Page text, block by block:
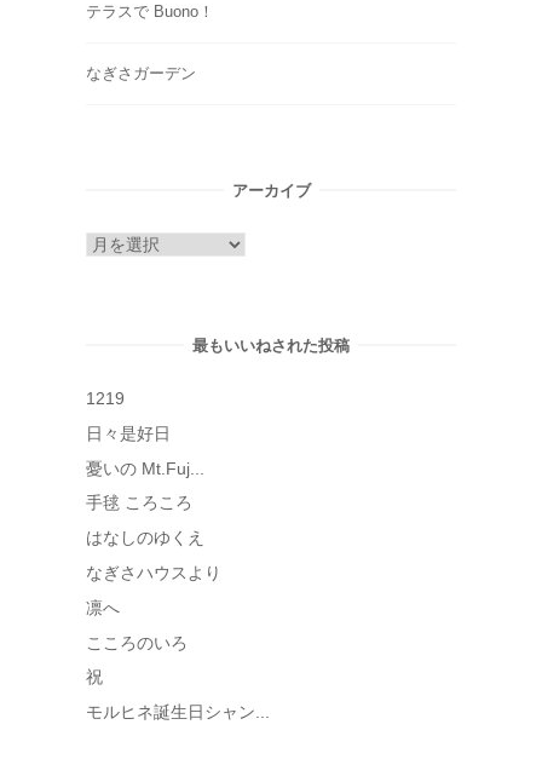
テラスで Buono！
なぎさガーデン
アーカイブ
ア
最もいいねされた投稿
1219
日々是好日
憂いの Mt.Fuj...
手毬 ころころ
はなしのゆくえ
なぎさハウスより
凛へ
こころのいろ
祝
モルヒネ誕生日シャン...